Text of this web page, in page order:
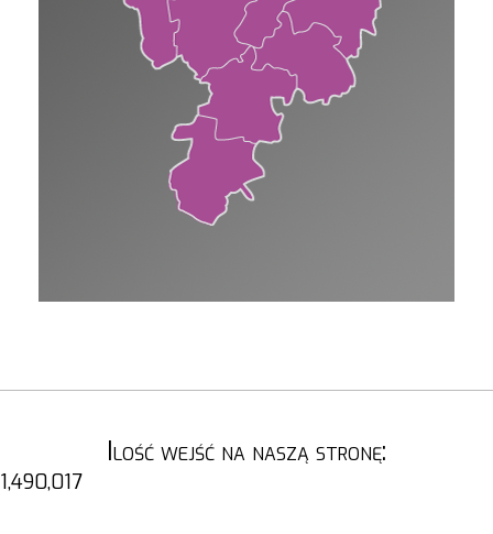
Ilość wejść na naszą stronę:
1,490,017